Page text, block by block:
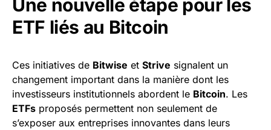
Une nouvelle étape pour les
ETF liés au Bitcoin
Ces initiatives de Bitwise et Strive signalent un
changement important dans la manière dont les
investisseurs institutionnels abordent le Bitcoin. Les
ETFs proposés permettent non seulement de
s’exposer aux entreprises innovantes dans leurs